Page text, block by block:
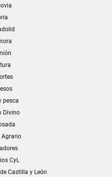
pesca
Divino
Agrario
CyL
Castilla y León